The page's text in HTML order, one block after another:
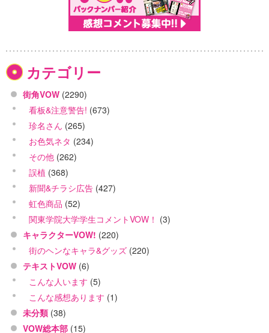
カテゴリー
街角VOW (2290)
看板&注意警告! (673)
珍名さん (265)
お色気ネタ (234)
その他 (262)
誤植 (368)
新聞&チラシ広告 (427)
虹色商品 (52)
関東学院大学学生コメントVOW！ (3)
キャラクターVOW! (220)
街のヘンなキャラ&グッズ (220)
テキストVOW (6)
こんな人います (5)
こんな感想あります (1)
未分類 (38)
VOW総本部 (15)